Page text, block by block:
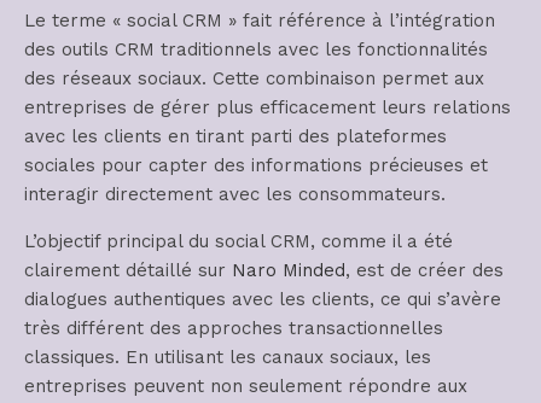
Le terme « social CRM » fait référence à l’intégration
des outils CRM traditionnels avec les fonctionnalités
des réseaux sociaux. Cette combinaison permet aux
entreprises de gérer plus efficacement leurs relations
avec les clients en tirant parti des plateformes
sociales pour capter des informations précieuses et
interagir directement avec les consommateurs.
L’objectif principal du social CRM, comme il a été
clairement détaillé sur Naro Minded, est de créer des
dialogues authentiques avec les clients, ce qui s’avère
très différent des approches transactionnelles
classiques. En utilisant les canaux sociaux, les
entreprises peuvent non seulement répondre aux